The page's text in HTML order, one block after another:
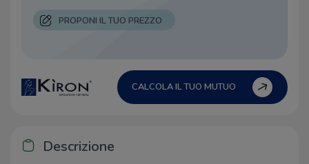
PROPONI IL TUO PREZZO
CALCOLA IL TUO MUTUO
Descrizione